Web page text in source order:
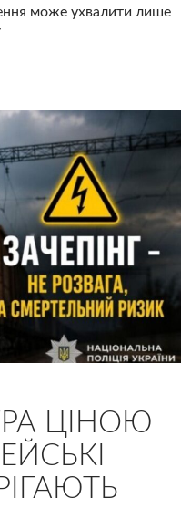
може ухвалити лише
ЦІНОЮ